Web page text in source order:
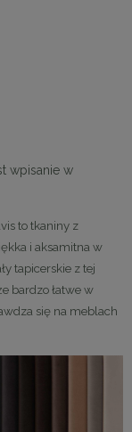
wpisanie w
to tkaniny z
i aksamitna w
tapicerskie z tej
bardzo łatwe w
się na meblach